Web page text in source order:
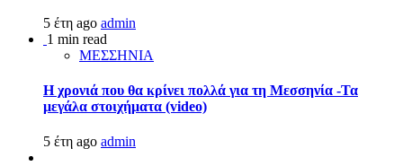
5 έτη ago admin
1 min read
ΜΕΣΣΗΝΙΑ
Η χρονιά που θα κρίνει πολλά για τη Μεσσηνία -Τα
μεγάλα στοιχήματα (video)
5 έτη ago admin